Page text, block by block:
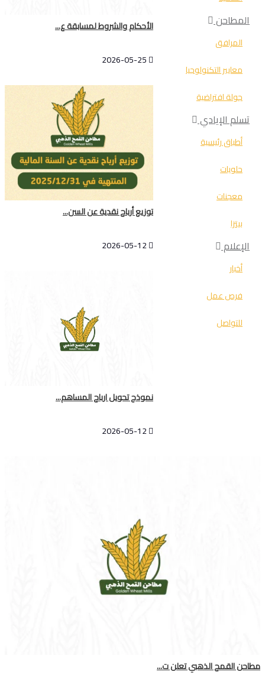
المطاحن
المرافق
معايير التكنولوجيا
جولة افتراضية
تسلم الإيادي
أطباق رئيسية
حلويات
معجنات
بيتزا
الإعلام
أخبار
فرص عمل
للتواصل
الأحكام والشروط لمسابقة ع...
توزيع أرباح نقدية عن السن...
نموذج تحويل ارباح المساهم...
مطاحن القمح الذهبي تعلن ت...